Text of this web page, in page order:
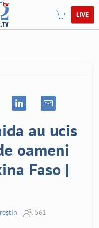
LIVE
au ucis
oameni
Faso |
561